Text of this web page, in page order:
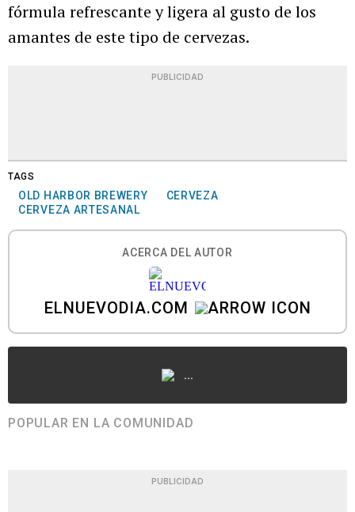
fórmula refrescante y ligera al gusto de los
amantes de este tipo de cervezas.
PUBLICIDAD
TAGS
OLD HARBOR BREWERY
CERVEZA
CERVEZA ARTESANAL
ACERCA DEL AUTOR
ELNUEVODIA.COM
...
POPULAR EN LA COMUNIDAD
PUBLICIDAD